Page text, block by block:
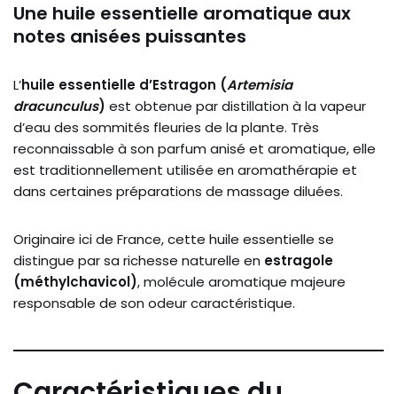
Une huile essentielle aromatique aux
notes anisées puissantes
L’huile essentielle d’Estragon (Artemisia
dracunculus) est obtenue par distillation à la vapeur
d’eau des sommités fleuries de la plante. Très
reconnaissable à son parfum anisé et aromatique, elle
est traditionnellement utilisée en aromathérapie et
dans certaines préparations de massage diluées.
Originaire ici de France, cette huile essentielle se
distingue par sa richesse naturelle en estragole
(méthylchavicol), molécule aromatique majeure
responsable de son odeur caractéristique.